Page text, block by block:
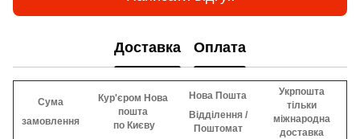
Доставка Оплата
Сума
замовлення
Кур'єром Нова
пошта
​​ по Києву
Нова Пошта
Відділення /
Поштомат
Укрпошта
тільки
міжнародна
доставка